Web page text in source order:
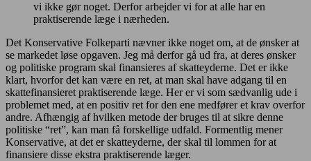
vi ikke gør noget. Derfor arbejder vi for at alle har en
praktiserende læge i nærheden.
Det Konservative Folkeparti nævner ikke noget om, at de ønsker at
se markedet løse opgaven. Jeg må derfor gå ud fra, at deres ønsker
og politiske program skal finansieres af skatteyderne. Det er ikke
klart, hvorfor det kan være en ret, at man skal have adgang til en
skattefinansieret praktiserende læge. Her er vi som sædvanlig ude i
problemet med, at en positiv ret for den ene medfører et krav overfor
andre. Afhængig af hvilken metode der bruges til at sikre denne
politiske “ret”, kan man få forskellige udfald. Formentlig mener
Konservative, at det er skatteyderne, der skal til lommen for at
finansiere disse ekstra praktiserende læger.